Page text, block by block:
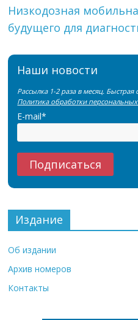
Низкодозная
будущего для
Наши новости
Рассылка 1-2 раза в месяц.
Политика обработки
E-mail*
Издание
Об издании
Архив номеров
Контакты